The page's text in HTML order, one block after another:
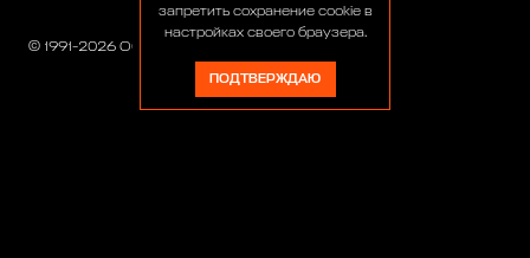
© 1991-2026 ООО «Сервис 4х4»
запретить сохранение cookie в
настройках своего браузера.
ПОДТВЕРЖДАЮ